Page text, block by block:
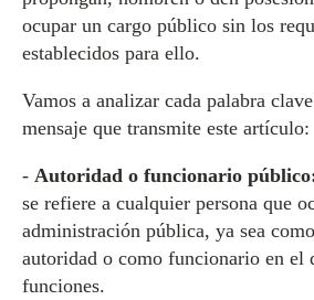
ocupar un cargo público sin los
establecidos para ello.
Vamos a analizar cada palabra
mensaje que transmite este artículo:
- Autoridad o funcionario
se refiere a cualquier persona que
administración pública, ya sea
autoridad o como funcionario en el
funciones.